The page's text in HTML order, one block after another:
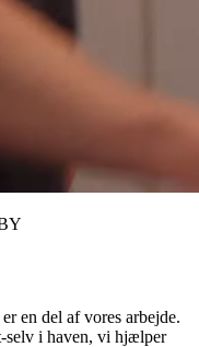
en del af vores arbejde.
selv i haven, vi hjælper